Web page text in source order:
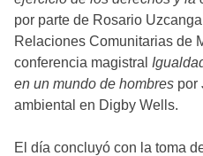
por parte de Rosario
Relaciones Comunitarias de
conferencia magistral
en un mundo de hombres por
ambiental en Digby Wells.
El día concluyó con la toma